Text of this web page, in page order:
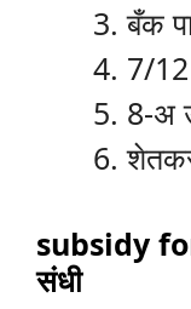
बँक
7/12
8-अ
subsidy
संधी